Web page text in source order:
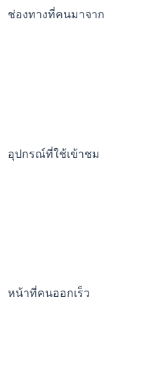
ช่องทางที่คนมาจาก
อุปกรณ์ที่ใช้เข้าชม
หน้าที่คนออกเร็ว